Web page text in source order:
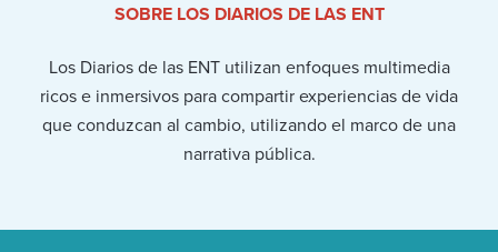
SOBRE LOS DIARIOS DE LAS ENT
Los Diarios de las ENT utilizan enfoques multimedia
ricos e inmersivos para compartir experiencias de vida
que conduzcan al cambio, utilizando el marco de una
narrativa pública.